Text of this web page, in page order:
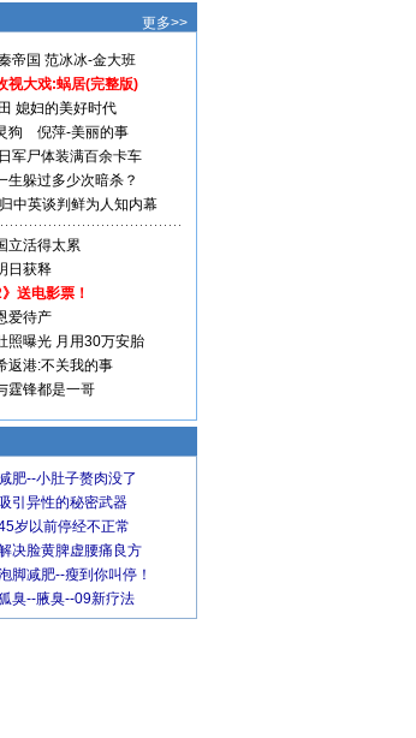
更多>>
帝国 范冰冰-金大班
视大戏:蜗居(完整版)
媳妇的美好时代
狗
倪萍-美丽的事
军尸体装满百余卡车
生躲过多少次暗杀？
中英谈判鲜为人知内幕
立活得太累
日获释
送电影票！
爱待产
照曝光 月用30万安胎
返港:不关我的事
霆锋都是一哥
肥--小肚子赘肉没了
引异性的秘密武器
岁以前停经不正常
决脸黄脾虚腰痛良方
脚减肥--瘦到你叫停！
臭--腋臭--09新疗法